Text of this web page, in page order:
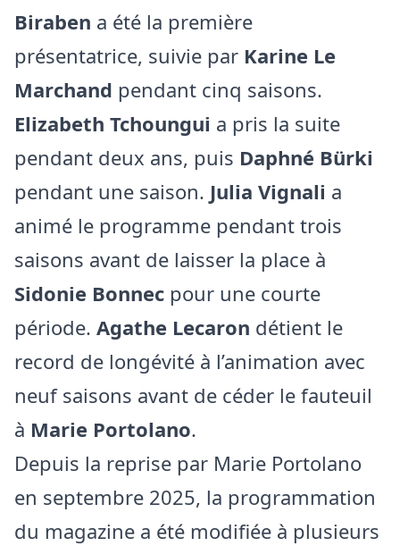
Biraben a été la première
présentatrice, suivie par Karine Le
Marchand pendant cinq saisons.
Elizabeth Tchoungui a pris la suite
pendant deux ans, puis Daphné Bürki
pendant une saison. Julia Vignali a
animé le programme pendant trois
saisons avant de laisser la place à
Sidonie Bonnec pour une courte
période. Agathe Lecaron détient le
record de longévité à l’animation avec
neuf saisons avant de céder le fauteuil
à Marie Portolano.
Depuis la reprise par Marie Portolano
en septembre 2025, la programmation
du magazine a été modifiée à plusieurs